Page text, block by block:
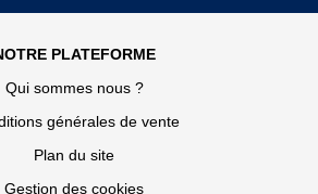
PLATEFORME
Qui sommes nous ?
générales de vente
Plan du site
Gestion des cookies